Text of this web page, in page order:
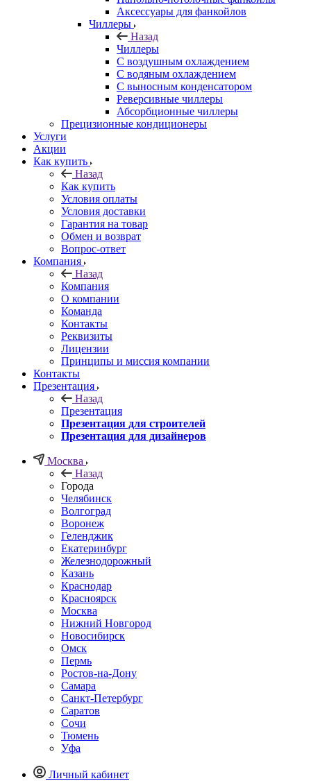
Аксессуары для фанкойлов
Чиллеры
Назад
Чиллеры
С воздушным охлаждением
С водяным охлаждением
С выносным конденсатором
Реверсивные чиллеры
Абсорбционные чиллеры
Прецизионные кондиционеры
Услуги
Акции
Как купить
Назад
Как купить
Условия оплаты
Условия доставки
Гарантия на товар
Обмен и возврат
Вопрос-ответ
Компания
Назад
Компания
О компании
Команда
Контакты
Реквизиты
Лицензии
Принципы и миссия компании
Контакты
Презентация
Назад
Презентация
Презентация для строителей
Презентация для дизайнеров
Москва
Назад
Города
Челябинск
Волгоград
Воронеж
Геленджик
Екатеринбург
Железнодорожный
Казань
Краснодар
Красноярск
Москва
Нижний Новгород
Новосибирск
Омск
Пермь
Ростов-на-Дону
Самара
Санкт-Петербург
Саратов
Сочи
Тюмень
Уфа
Личный кабинет